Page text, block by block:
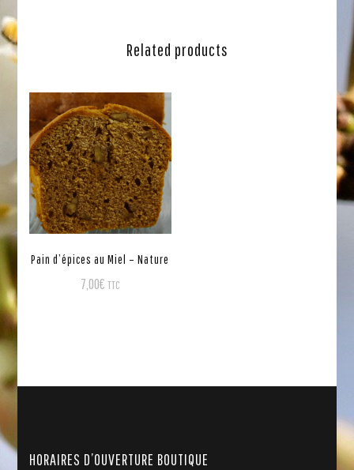
Related products
Pain d’épices au Miel – Nature
7,00€ TTC
HORAIRES D’OUVERTURE BOUTIQUE